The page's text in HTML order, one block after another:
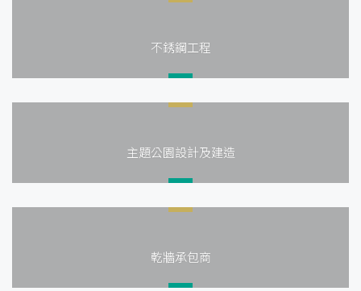
不銹鋼工程
主題公園設計及建造
乾牆承包商